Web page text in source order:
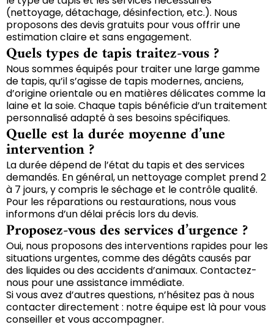
(nettoyage, détachage, désinfection, etc.). Nous
proposons des devis gratuits pour vous offrir une
estimation claire et sans engagement.
Quels types de tapis traitez-vous ?
Nous sommes équipés pour traiter une large gamme
de tapis, qu’il s’agisse de tapis modernes, anciens,
d’origine orientale ou en matières délicates comme la
laine et la soie. Chaque tapis bénéficie d’un traitement
personnalisé adapté à ses besoins spécifiques.
Quelle est la durée moyenne d’une
intervention ?
La durée dépend de l’état du tapis et des services
demandés. En général, un nettoyage complet prend 2
à 7 jours, y compris le séchage et le contrôle qualité.
Pour les réparations ou restaurations, nous vous
informons d’un délai précis lors du devis.
Proposez-vous des services d’urgence ?
Oui, nous proposons des interventions rapides pour les
situations urgentes, comme des dégâts causés par
des liquides ou des accidents d’animaux. Contactez-
nous pour une assistance immédiate.
Si vous avez d’autres questions, n’hésitez pas à nous
contacter directement : notre équipe est là pour vous
conseiller et vous accompagner.